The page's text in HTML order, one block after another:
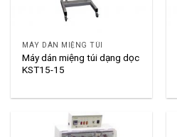
MÁY DÁN MIỆNG TÚI
Máy dán miệng túi dạng dọc
KST15-15